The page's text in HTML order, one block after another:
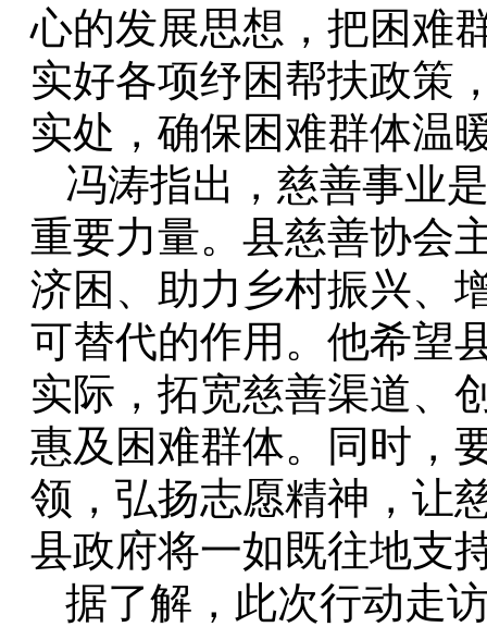
心的发展思想，把困难
实好各项纾困帮扶政策
实处，确保困难群体温
冯涛指出，慈善事业
重要力量。县慈善协会
济困、助力乡村振兴、
可替代的作用。他希望
实际，拓宽慈善渠道、
惠及困难群体。同时，
领，弘扬志愿精神，让
县政府将一如既往地支
据了解，此次行动走